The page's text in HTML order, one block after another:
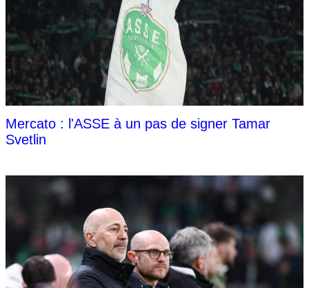
Mercato : l'ASSE à un pas de signer Tamar
Svetlin